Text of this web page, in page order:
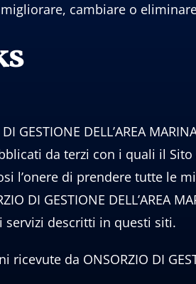
cambiare o
DI GESTIONE DELL’AREA
da terzi con i quali il
l’onere di prendere tutte le
DI GESTIONE DELL’AREA
servizi descritti in questi siti.
ricevute da ONSORZIO DI